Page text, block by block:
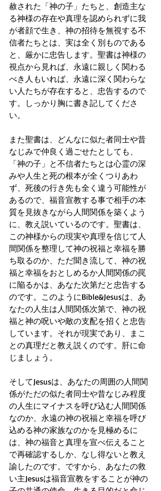
赦された「神の子」たちと、創造主な
る神様の存在や真理を認められずに我
が者顔で生き、神の招待を無視する不
信者たちとは、実は全く別ものである
と、厳かに忠告します。聖書は神様の
視点から見れば、永遠に親しく関わる
べき人もいれば、永遠に深く関わらな
い人たちが存在すると、忠告するので
す。しっかり胸に書き記してくださ
い。
また聖書は、どんなに似た者同士や昔
なじみで仲良く過ごせたとしても、
「神の子」と不信者たちとは心霊の深
みや人生と死の根本が全くつりあわ
ず、死後の行き先も全く違う可能性が
あるので、福音宣教する事で相手の本
質を見抜きながら人間関係を築くよう
に、教え説いているのです。聖書は、
この神様からの現実や真理を信じて人
間関係を整理して神の祝福と幸福を勝
ち取るのか、ただ聞き流して、神の祝
福と幸福をおとしめるか人間関係の罠
に陥るかは、あなた次第だと忠告する
のです。このようにBible&Jesusは、あ
なたの人生は人間関係次第で、神の祝
福と神の呪いや敵の支配を招くと忠告
しています。それが現実であり、まこ
との真理だと教え説くのです。肝に命
じましょう。
そしてJesusは、あなたの周囲の人間関
係がただの似た者同士や昔なじみ程度
の人生にマイナスを呼び込む人間関係
なのか、永遠の神の祝福と幸福を呼び
込める神の家族なのかを見極めるに
は、神の福音と真理を宣べ伝えること
で再確認するしか、なし得ないと教え
諭したのです。ですから、あなたの救
い主Jesusは福音宣教をすることが神の